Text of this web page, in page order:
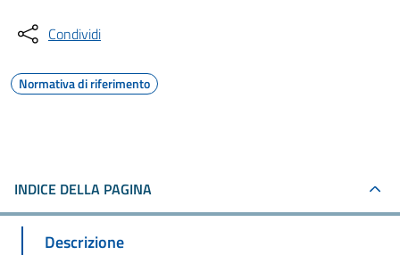
Condividi
Normativa di riferimento
INDICE DELLA PAGINA
Descrizione